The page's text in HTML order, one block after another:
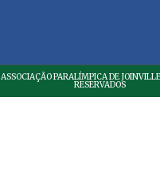
PARALÍMPICA DE
RESERVADOS